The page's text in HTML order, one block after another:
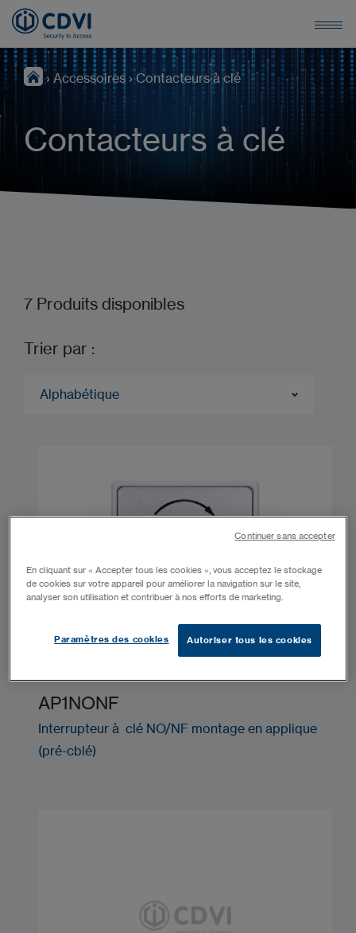
› Accessoires›Contacteurs à clé
Contacteurs à clé
7 Produits disponibles
Trier par :
Alphabétique
AP1NONF
Interrupteur à clé NO/NF montage en applique
(pré-cblé)
En cliquant sur « Accepter tous les cookies », vous acceptez le stockage
de cookies sur votre appareil pour améliorer la navigation sur le site,
analyser son utilisation et contribuer à nos efforts de marketing.
Autoriser tous les cookies
Paramètres des cookies
Continuer sans accepter